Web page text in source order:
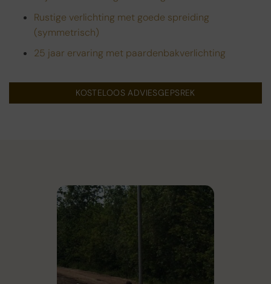
Rustige verlichting met goede spreiding
(symmetrisch)
25 jaar ervaring met paardenbakverlichting
KOSTELOOS ADVIESGEPSREK